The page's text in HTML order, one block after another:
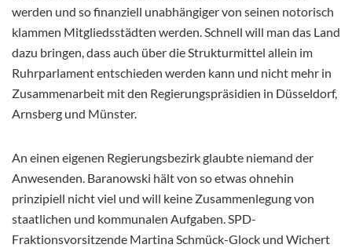
werden und so finanziell unabhängiger von seinen notorisch
klammen Mitgliedsstädten werden. Schnell will man das Land
dazu bringen, dass auch über die Strukturmittel allein im
Ruhrparlament entschieden werden kann und nicht mehr in
Zusammenarbeit mit den Regierungspräsidien in Düsseldorf,
Arnsberg und Münster.
An einen eigenen Regierungsbezirk glaubte niemand der
Anwesenden. Baranowski hält von so etwas ohnehin
prinzipiell nicht viel und will keine Zusammenlegung von
staatlichen und kommunalen Aufgaben. SPD-
Fraktionsvorsitzende Martina Schmück-Glock und Wichert